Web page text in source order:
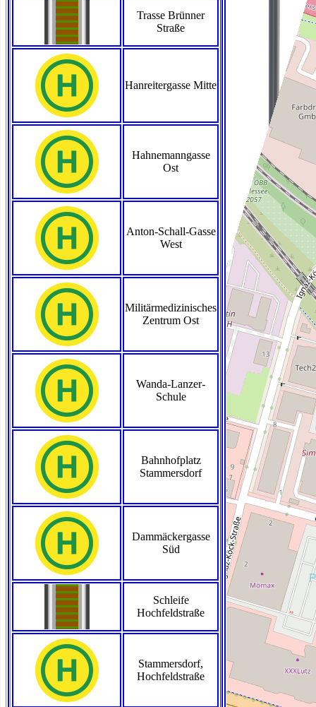
Trasse Brünner
Straße
Hanreitergasse Mitte
Hahnemanngasse
Ost
Anton-Schall-Gasse
West
Militärmedizinisches
Zentrum Ost
Wanda-Lanzer-
Schule
Bahnhofplatz
Stammersdorf
Dammäckergasse
Süd
Schleife
Hochfeldstraße
Stammersdorf,
Hochfeldstraße